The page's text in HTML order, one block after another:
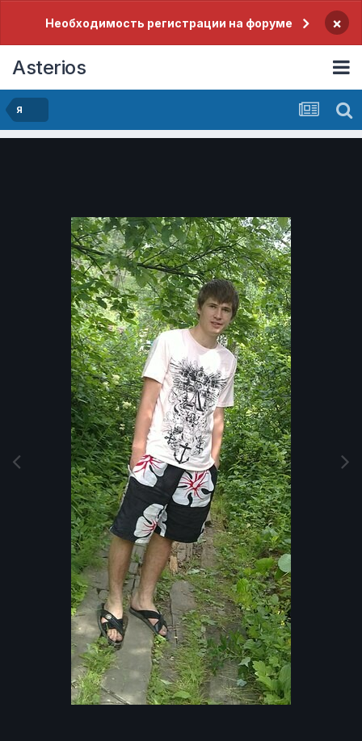
Необходимость регистрации на форуме ×
Asterios
Я